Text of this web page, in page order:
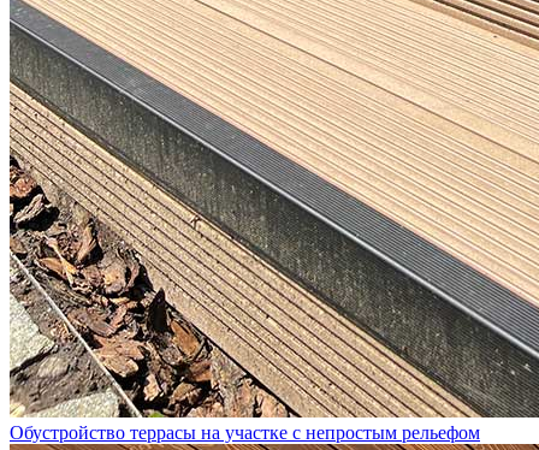
Обустройство террасы на участке с непростым рельефом